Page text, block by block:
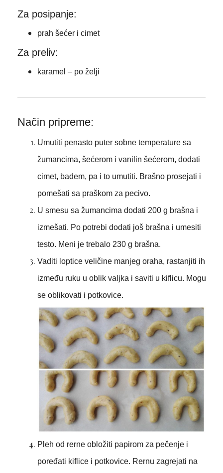
Za posipanje:
prah šećer i cimet
Za preliv:
karamel – po želji
Način pripreme:
Umutiti penasto puter sobne temperature sa
žumancima, šećerom i vanilin šećerom, dodati
cimet, badem, pa i to umutiti. Brašno prosejati i
pomešati sa praškom za pecivo.
U smesu sa žumancima dodati 200 g brašna i
izmešati. Po potrebi dodati još brašna i umesiti
testo. Meni je trebalo 230 g brašna.
Vaditi loptice veličine manjeg oraha, rastanjiti ih
između ruku u oblik valjka i saviti u kiflicu. Mogu
se oblikovati i potkovice.
Pleh od rerne obložiti papirom za pečenje i
poređati kiflice i potkovice. Rernu zagrejati na